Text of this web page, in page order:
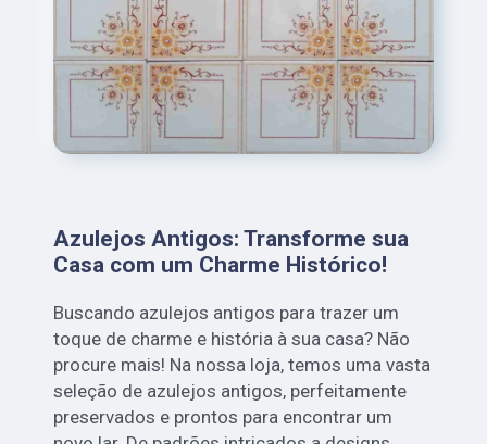
Azulejos Antigos: Transforme sua
Casa com um Charme Histórico!
Buscando azulejos antigos para trazer um
toque de charme e história à sua casa? Não
procure mais! Na nossa loja, temos uma vasta
seleção de azulejos antigos, perfeitamente
preservados e prontos para encontrar um